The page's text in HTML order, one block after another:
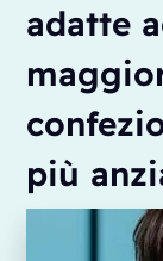
adatte
più